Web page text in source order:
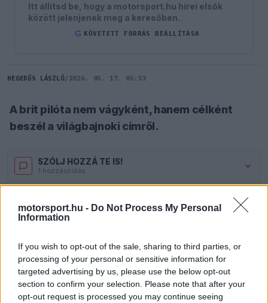
motorsport.hu - Do Not Process My Personal
Information
If you wish to opt-out of the sale, sharing to third parties, or
processing of your personal or sensitive information for
targeted advertising by us, please use the below opt-out
section to confirm your selection. Please note that after your
opt-out request is processed you may continue seeing
Itt állítsd be, hogy a motorsport.hu hírei elsők
között jelenjenek meg a keresőben.
G KÖVETETT FORRÁS BEÁLLÍTÁSA
HEGEDŰS LÁSZLÓ/ 2026. 05. 17. 05:53
A brit pilóta nem vágyként, hanem célként
beszél a világbajnoki címről.
SZÓLJ HOZZÁ TE IS!
1 hozzászólás.
Nem elégszik meg a mezőny végével,Arvid
Lindbladmár most a világbajnoki címben
gondolkodik, még ha ezt nem is puszta álomként
fogalmazza meg.
Az olasz hátterű Racing Bulls színeiben versenyző